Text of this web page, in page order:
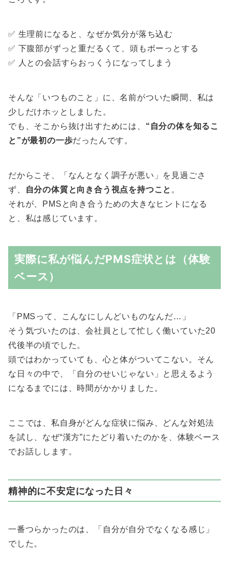
✅ 生理前になると、なぜか気分が落ち込む
✅ 下腹部がずっと重だるくて、頭もボーっとする
✅ 人との会話すらおっくうになってしまう
そんな「いつものこと」に、名前がついた瞬間、私は
少しだけホッとしました。
でも、そこから抜け出すためには、 “自分の体を知るこ
と”が最初の一歩だったんです。
だからこそ、「なんとなく調子が悪い」を見過ごさ
ず、
自分の体質と向き合う視点を持つこと 。
それが、PMSと向き合うための大きなヒントになる
と、私は感じています。
実際に私が悩んだPMS症状とは（体験
ベース）
「PMSって、こんなにしんどいものなんだ…」
そう気づいたのは、会社員として忙しく働いていた20
代後半の頃でした。
頭ではわかっていても、心と体がついてこない。そん
な日々の中で、「自分のせいじゃない」と思えるよう
になるまでには、時間がかかりました。
ここでは、私自身がどんな症状に悩み、どんな対処法
を試し、なぜ“漢方”にたどり着いたのかを、体験ベース
でお話しします。
精神的に不安定になった日々
一番つらかったのは、「自分が自分でなくなる感じ」
でした。